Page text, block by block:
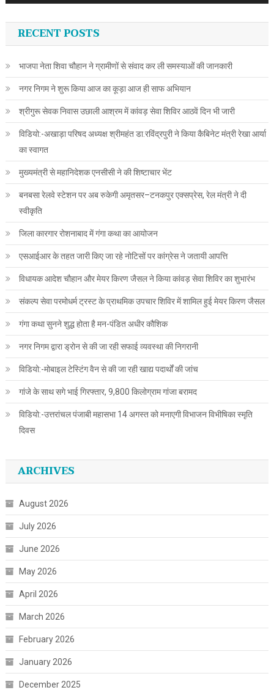
RECENT POSTS
भाजपा नेता शिवा चौहान ने ग्रामीणों से संवाद कर ली समस्याओं की जानकारी
नगर निगम ने शुरू किया आज का कूड़ा आज ही साफ अभियान
श्रीगुरू सेवक निवास उछाली आश्रम में कांवड़ सेवा शिविर आठवें दिन भी जारी
विडियो:-अखाड़ा परिषद अध्यक्ष श्रीमहंत डा.रविंद्रपुरी ने किया कैबिनेट मंत्री रेखा आर्या
का स्वागत
मुख्यमंत्री से महानिदेशक एनसीसी ने की शिष्टाचार भेंट
बनबसा रेलवे स्टेशन पर अब रुकेगी अमृतसर–टनकपुर एक्सप्रेस, रेल मंत्री ने दी
स्वीकृति
जिला कारगार रोशनाबाद में गंगा कथा का आयोजन
एसआईआर के तहत जारी किए जा रहे नोटिसों पर कांग्रेस ने जतायी आपत्ति
विधायक आदेश चौहान और मेयर किरण जैसल ने किया कांवड़ सेवा शिविर का शुभारंभ
संकल्प सेवा परमोधर्म ट्रस्ट के प्राथमिक उपचार शिविर में शामिल हुई मेयर किरण जैसल
गंगा कथा सुनने शुद्ध होता है मन-पंडित अधीर कौशिक
नगर निगम द्वारा ड्रोन से की जा रही सफाई व्यवस्था की निगरानी
विडियो:-मोबाइल टेस्टिंग वैन से की जा रही खाद्य पदार्थों की जांच
गांजे के साथ सगे भाई गिरफ्तार, 9,800 किलोग्राम गांजा बरामद
विडियो:-उत्तरांचल पंजाबी महासभा 14 अगस्त को मनाएगी विभाजन विभीषिका स्मृति
दिवस
ARCHIVES
August 2026
July 2026
June 2026
May 2026
April 2026
March 2026
February 2026
January 2026
December 2025